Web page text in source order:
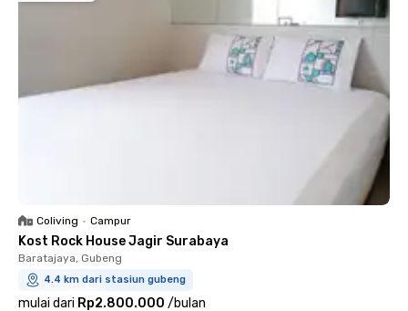
Coliving • Campur
Kost Rock House Jagir Surabaya
Baratajaya, Gubeng
4.4 km dari stasiun gubeng
mulai dari Rp2.800.000 /bulan